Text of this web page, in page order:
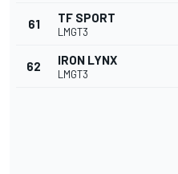
61 TF SPORT
LMGT3
62 IRON LYNX
LMGT3